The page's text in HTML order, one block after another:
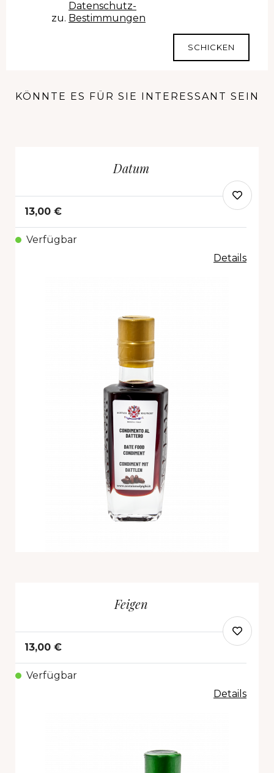
zu.
Datenschutz-
Bestimmungen
SCHICKEN
KÖNNTE ES FÜR SIE INTERESSANT SEIN
Datum
13,00 €
Verfügbar
Details
Feigen
13,00 €
Verfügbar
Details